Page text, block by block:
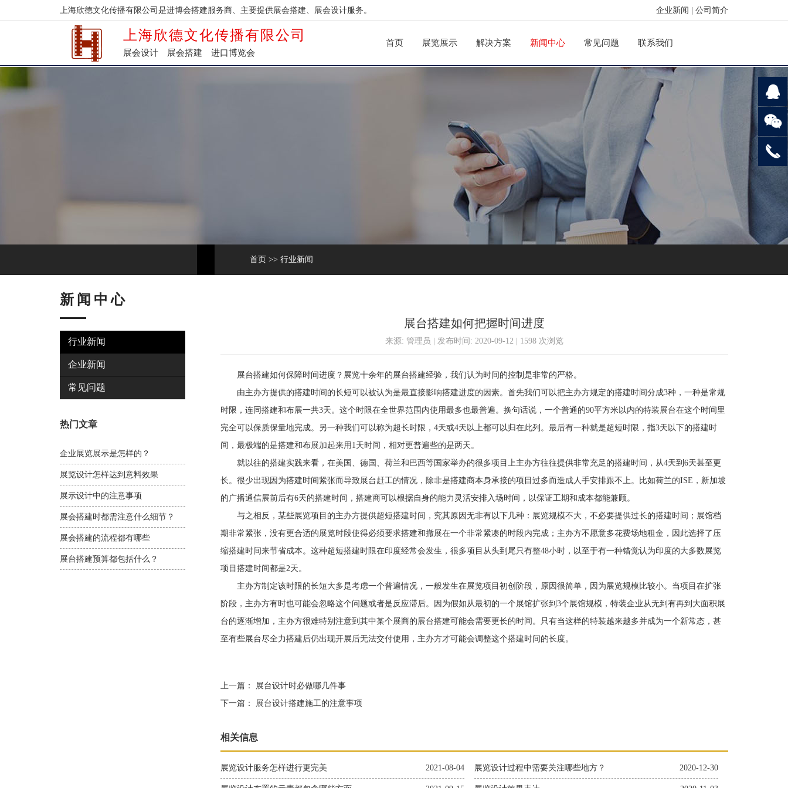
企业新闻 公司简介
上海欣德文化传播有限公司是进博会搭建服务商、主要提供展会搭建、展会设计服务。
上海欣德文化传播有限公司
展会设计 展会搭建 进口博览会
首页 展览展示 解决方案 新闻中心 常见问题 联系我们
首页 >> 行业新闻
新闻中心
行业新闻
企业新闻
常见问题
热门文章
企业展览展示是怎样的？
展览设计怎样达到意料效果
展示设计中的注意事项
展会搭建时都需注意什么细节？
展会搭建的流程都有哪些
展台搭建预算都包括什么？
展台搭建如何把握时间进度
来源: 管理员 | 发布时间: 2020-09-12 | 1598 次浏览
展台搭建如何保障时间进度？展览十余年的展台搭建经验，我们认为时间的控制是非常的严格。
由主办方提供的搭建时间的长短可以被认为是最直接影响搭建进度的因素。首先我们可以把主办方规定的搭建时间分成3种，一种是常规
时限，连同搭建和布展一共3天。这个时限在全世界范围内使用最多也最普遍。换句话说，一个普通的90平方米以内的特装展台在这个时间里
完全可以保质保量地完成。另一种我们可以称为超长时限，4天或4天以上都可以归在此列。最后有一种就是超短时限，指3天以下的搭建时
间，最极端的是搭建和布展加起来用1天时间，相对更普遍些的是两天。
就以往的搭建实践来看，在美国、德国、荷兰和巴西等国家举办的很多项目上主办方往往提供非常充足的搭建时间，从4天到6天甚至更
长。很少出现因为搭建时间紧张而导致展台赶工的情况，除非是搭建商本身承接的项目过多而造成人手安排跟不上。比如荷兰的ISE，新加坡
的广播通信展前后有6天的搭建时间，搭建商可以根据自身的能力灵活安排入场时间，以保证工期和成本都能兼顾。
与之相反，某些展览项目的主办方提供超短搭建时间，究其原因无非有以下几种：展览规模不大，不必要提供过长的搭建时间；展馆档
期非常紧张，没有更合适的展览时段使得必须要求搭建和撤展在一个非常紧凑的时段内完成；主办方不愿意多花费场地租金，因此选择了压
缩搭建时间来节省成本。这种超短搭建时限在印度经常会发生，很多项目从头到尾只有整48小时，以至于有一种错觉认为印度的大多数展览
项目搭建时间都是2天。
主办方制定该时限的长短大多是考虑一个普遍情况，一般发生在展览项目初创阶段，原因很简单，因为展览规模比较小。当项目在扩张
阶段，主办方有时也可能会忽略这个问题或者是反应滞后。因为假如从最初的一个展馆扩张到3个展馆规模，特装企业从无到有再到大面积展
台的逐渐增加，主办方很难特别注意到其中某个展商的展台搭建可能会需要更长的时间。只有当这样的特装越来越多并成为一个新常态，甚
至有些展台尽全力搭建后仍出现开展后无法交付使用，主办方才可能会调整这个搭建时间的长度。
上一篇：
展台设计时必做哪几件事
下一篇：
展台设计搭建施工的注意事项
相关信息
2021-08-04
展览设计服务怎样进行更完美 2020-12-30
展览设计过程中需要关注哪些地方？